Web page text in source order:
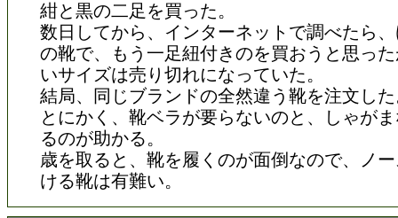
紺と黒の二足を買った。
数日してから、インターネットで調べたら
の靴で、もう一足紐付きのを買おうと思っ
いサイズは売り切れになっていた。
結局、同じブランドの全然違う靴を注文し
とにかく、靴ベラが要らないのと、しゃが
るのが助かる。
歳を取ると、靴を履くのが面倒なので、ノ
ける靴は有難い。